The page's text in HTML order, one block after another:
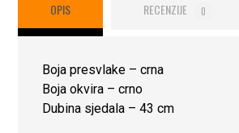
OPIS RECENZIJE 0
Boja presvlake –crna
Boja okvira –crno
Dubina sjedala – 43 cm